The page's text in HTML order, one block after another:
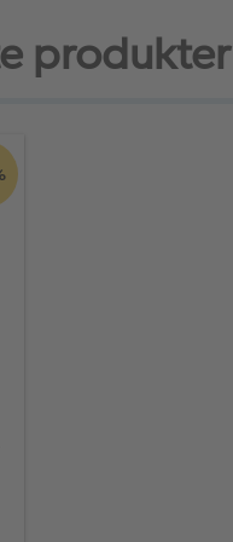
produkter